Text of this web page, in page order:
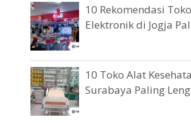
10 Rekomendasi Toko
Elektronik di Jogja
10 Toko Alat
Surabaya Paling